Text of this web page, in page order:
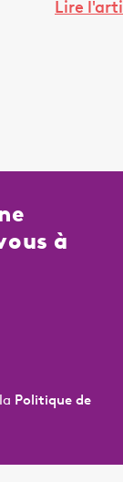
Lire
à
Politique de